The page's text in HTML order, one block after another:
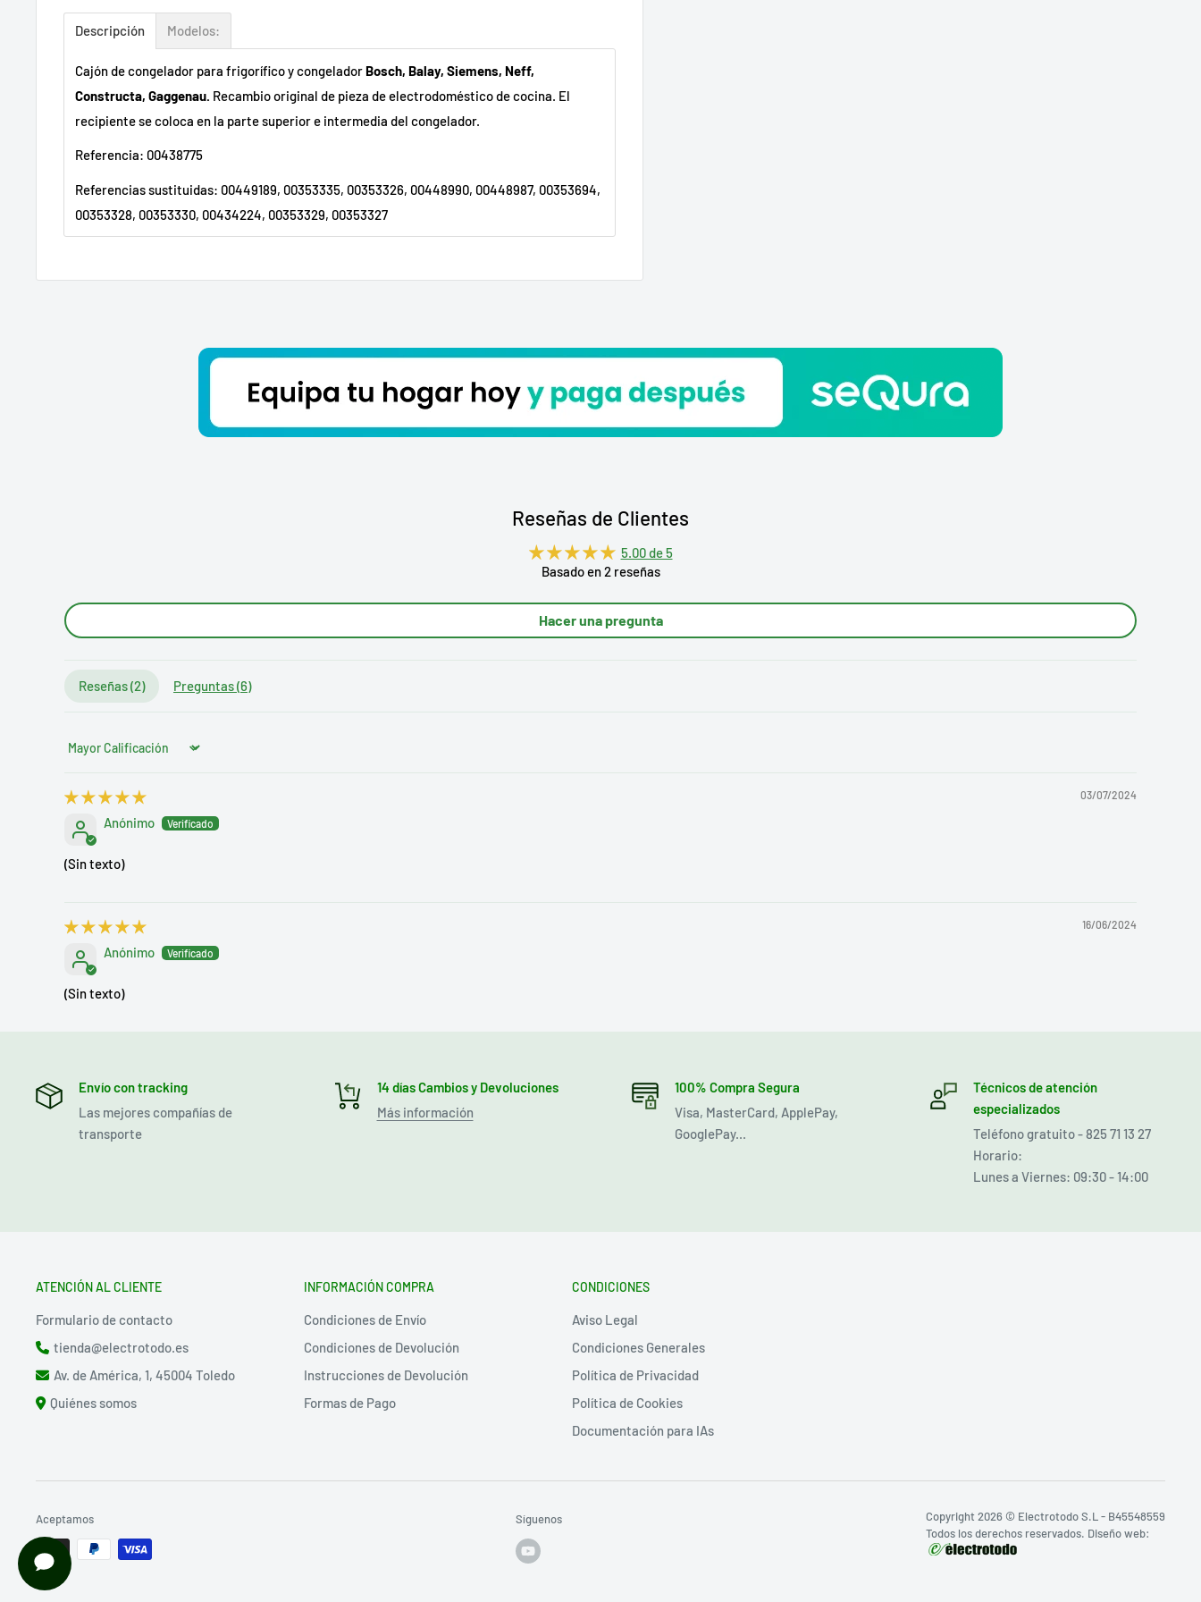
Descripción Modelos:
Cajón de congelador para frigorífico y congelador Bosch, Balay, Siemens, Neff,
Constructa, Gaggenau. Recambio original de pieza de electrodoméstico de cocina. El
recipiente se coloca en la parte superior e intermedia del congelador.
Referencia: 00438775
Referencias sustituidas: 00449189, 00353335, 00353326, 00448990, 00448987, 00353694,
00353328, 00353330, 00434224, 00353329, 00353327
Reseñas de Clientes
5.00 de 5
Basado en 2 reseñas
Hacer una pregunta
Reseñas (2) Preguntas (6)
Sort by
03/07/2024
Anónimo
(Sin texto)
16/06/2024
Anónimo
(Sin texto)
Envío con tracking
Las mejores compañías de
transporte
14 días Cambios y Devoluciones
Más información
100% Compra Segura
Visa, MasterCard, ApplePay,
GooglePay...
Técnicos de atención
especializados
Teléfono gratuito - 825 71 13 27
Horario:
Lunes a Viernes: 09:30 - 14:00
ATENCIÓN AL CLIENTE
Formulario de contacto
tienda@electrotodo.es
Av. de América, 1, 45004 Toledo
Quiénes somos
INFORMACIÓN COMPRA
Condiciones de Envío
Condiciones de Devolución
Instrucciones de Devolución
Formas de Pago
CONDICIONES
Aviso Legal
Condiciones Generales
Política de Privacidad
Política de Cookies
Documentación para IAs
Copyright 2026 © Electrotodo S.L - B45548559
Todos los derechos reservados. Diseño web:
Síguenos
Aceptamos